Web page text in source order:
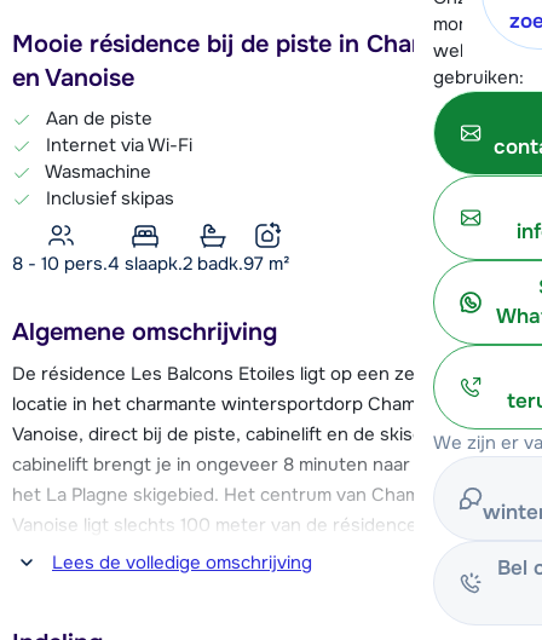
moment
wel alvast
gebruiken:
We zijn er
Bel
Mooie résidence bij de piste in Champagny
en Vanoise
Aan de piste
Internet via Wi-Fi
Wasmachine
Inclusief skipas
8 - 10 pers.4 slaapk.2 badk.97 m²
Algemene omschrijving
De résidence Les Balcons Etoiles ligt op een zeer gunstige
locatie in het charmante wintersportdorp Champagny en
Vanoise, direct bij de piste, cabinelift en de skischool. De
cabinelift brengt je in ongeveer 8 minuten naar de pistes van
het La Plagne skigebied. Het centrum van Champagny en
Vanoise ligt slechts 100 meter van de résidence vandaan. Je
vindt hier o.a. een supermarkt, diverse (sport)winkels,
Lees de volledige omschrijving